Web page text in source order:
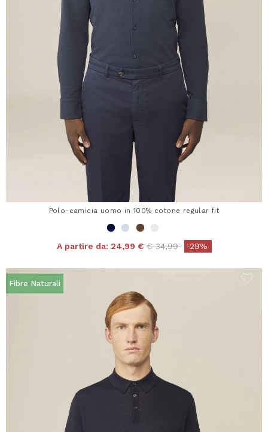
Polo-camicia uomo in 100% cotone regular fit
A partire da: 24,99 € Price reduced from
€ 34,99to-29%
Fibre Naturali